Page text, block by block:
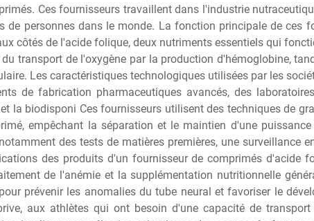
Ces fournisseurs travaillent dans l'industrie
personnes dans le monde. La fonction principale de ces
côtés de l'acide folique, deux nutriments essentiels qui
transport de l'oxygène par la production d'hémoglobine,
Les caractéristiques technologiques utilisées par les
de fabrication pharmaceutiques avancés, des
la biodisponi Ces fournisseurs utilisent des techniques de
empêchant la séparation et le maintien d'une
des tests de matières premières, une surveillance
des produits d'un fournisseur de comprimés d'acide
de l'anémie et la supplémentation nutritionnelle
prévenir les anomalies du tube neural et favoriser le
aux athlètes qui ont besoin d'une capacité de